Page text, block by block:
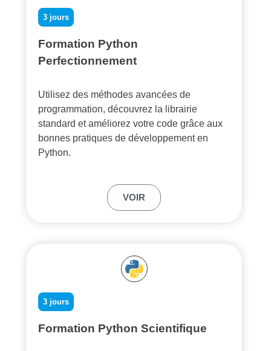
Formation Python
Perfectionnement
3 jours
Utilisez des méthodes avancées de
programmation, découvrez la librairie
standard et améliorez votre code grâce aux
bonnes pratiques de développement en
Python.
VOIR
Formation Python Scientifique
3 jours